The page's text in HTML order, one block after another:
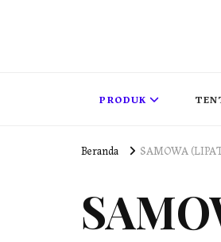
PRODUK
Beranda SAMOWA